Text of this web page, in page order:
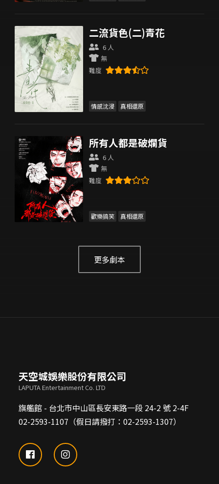
二流貨色(二)青花
6 人
無
難度
情感沈浸 真相還原
所有人都是破爛貨
6 人
無
難度
歡樂搞笑 真相還原
更多劇本
天空城娛樂股份有限公司
LAPUTA Entertainment Co. LTD
旗艦館 - 台北市中山區長安東路一段 24-2 號 2-4F
02-2593-1107（假日請撥打：02-2593-1307）